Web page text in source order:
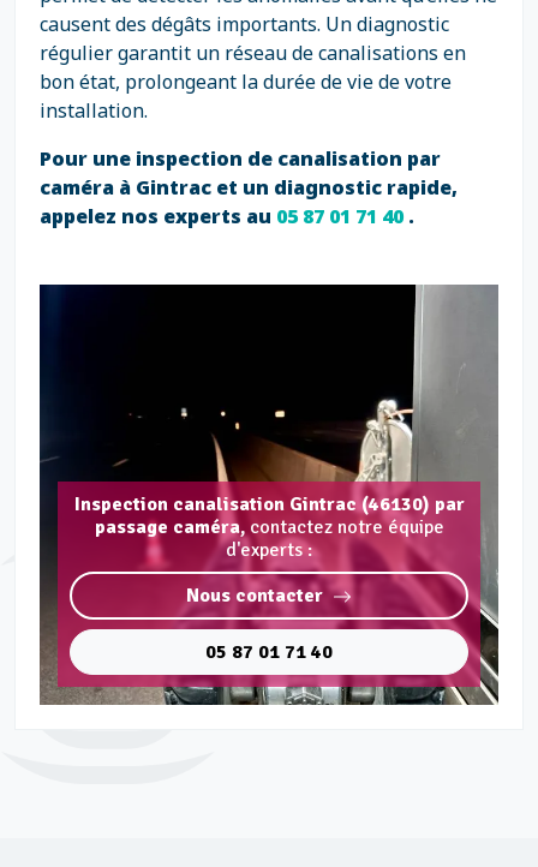
causent des dégâts importants. Un diagnostic
régulier garantit un réseau de canalisations en
bon état, prolongeant la durée de vie de votre
installation.
Pour une inspection de canalisation par
caméra à Gintrac et un diagnostic rapide,
appelez nos experts au 05 87 01 71 40.
Inspection canalisation Gintrac (46130) par
passage caméra, contactez notre équipe
d'experts :
Nous contacter
05 87 01 71 40